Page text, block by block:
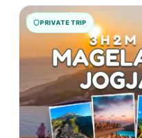
PRIVATE TRIP